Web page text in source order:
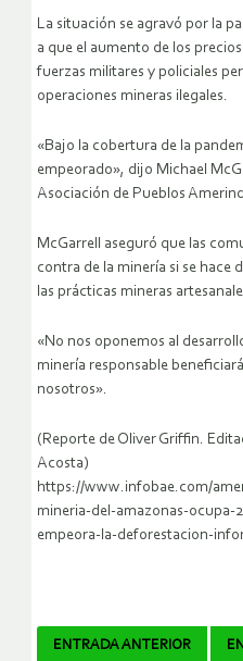
La situación se agravó por la
a que el aumento de los
fuerzas militares y policiales
operaciones mineras ilegales.
«Bajo la cobertura de la
empeorado», dijo Michael
Asociación de Pueblos
McGarrell aseguró que las
contra de la minería si se hace
las prácticas mineras
«No nos oponemos al
minería responsable
nosotros».
(Reporte de Oliver Griffin.
Acosta)
https://www.infobae.com/
mineria-del-amazonas-ocupa-
empeora-la-deforestacion-
Navegador
ENTRADA ANTERIOR